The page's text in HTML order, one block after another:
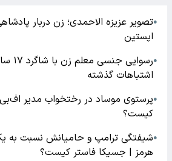
●تصویر عزیزه الاحمدی؛ زن دربار
اپستین
●
اشتباهات گذشته
●پرستوی موساد در رختخواب مدیر
کیست؟
●شیفتگی ترامپ و حامیانش نسبت به
هرمز | جسیکا فاستر کیست؟